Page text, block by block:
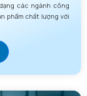
các ngành công
phẩm chất lượng với